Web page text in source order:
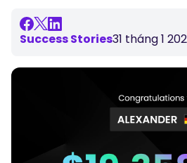
Ebooks
Hội thảo trực tuyến
Podcasts
CÔNG CỤ GIAO DỊCH
Lịch Kinh Tế
Trung tâm trợ giúp
Cổng Thông Tin Đối Tác
Success Stories31 tháng 1